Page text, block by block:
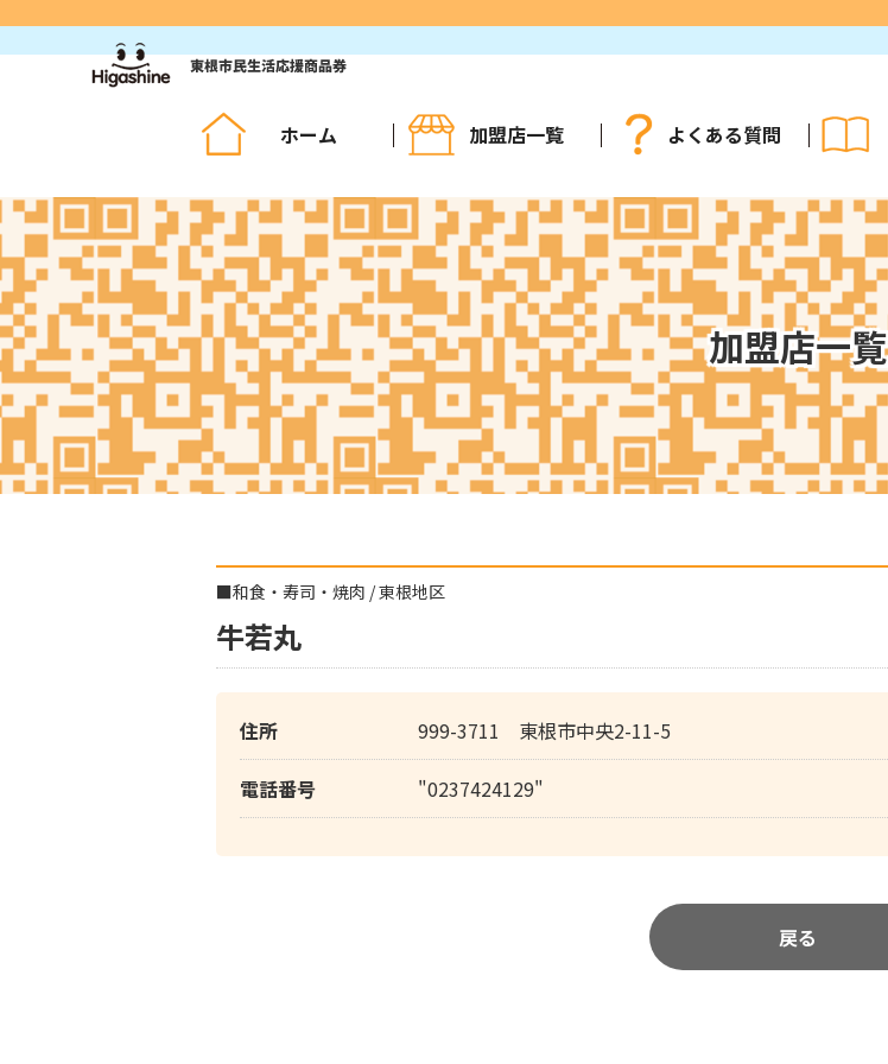
キ
ッ
プ
ホーム 加盟店一覧 よくある質問
加盟店一覧
■和食・寿司・焼肉 /東根地区
牛若丸
住所 999-3711 東根市中央2-11-5
電話番号 "0237424129"
戻る